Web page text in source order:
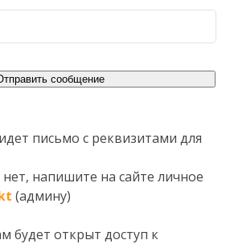
письмо с реквизитами для
напишите на сайте личное
(админу)
будет открыт доступ к